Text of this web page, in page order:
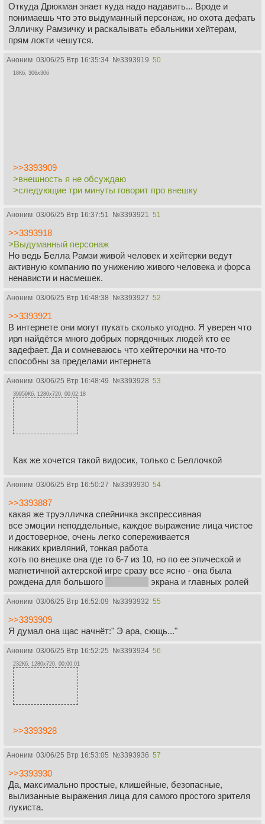
Откуда Дрюкман знает куда надо надавить... Вроде и
понимаешь что это выдуманный персонаж, но охота дефать
Элличку Рамзичку и раскалывать ебальники хейтерам,
прям локти чешутся.
Аноним 03/06/25 Втр 16:35:34 №3393919 50
18Кб, 306x306
>>3393909
>внешность я не обсуждаю
>следующие три минуты говорит про внешку
Аноним 03/06/25 Втр 16:37:51 №3393921 51
>>3393918
>Выдуманный персонаж
Но ведь Белла Рамзи живой человек и хейтерки ведут
активную компанию по унижению живого человека и форса
ненависти и насмешек.
Аноним 03/06/25 Втр 16:48:38 №3393927 52
>>3393921
В интернете они могут пукать сколько угодно. Я уверен что
ирл найдётся много добрых порядочных людей кто ее
задефает. Да и сомневаюсь что хейтерочки на что-то
способны за пределами интернета
Аноним 03/06/25 Втр 16:48:49 №3393928 53
39959Кб, 1280x720, 00:02:18
Как же хочется такой видосик, только с Беллочкой
Аноним 03/06/25 Втр 16:50:27 №3393930 54
>>3393887
какая же труэлличка спейничка экспрессивная
все эмоции неподдельные, каждое выражение лица чистое
и достоверное, очень легко сопереживается
никаких кривляний, тонкая работа
хоть по внешке она где то 6-7 из 10, но по ее эпической и
магнетичной актерской игре сразу все ясно - она была
рождена для большого
экрана и главных ролей
Аноним 03/06/25 Втр 16:52:09 №3393932 55
>>3393909
Я думал она щас начнёт:" Э ара, сющь..."
Аноним 03/06/25 Втр 16:52:25 №3393934 56
232Кб, 1280x720, 00:00:01
>>3393928
Аноним 03/06/25 Втр 16:53:05 №3393936 57
>>3393930
Да, максимально простые, клишейные, безопасные,
вылизанные выражения лица для самого простого зрителя
лукиста.